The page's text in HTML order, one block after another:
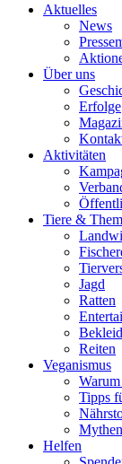
Aktuelles
News
Über uns
Erfolge
Aktivitäten
Tiere &
Jagd
Ratten
Reiten
Veganismus
Tipps
Mythen
Helfen